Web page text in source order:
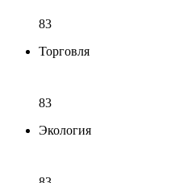
83
Торговля
83
Экология